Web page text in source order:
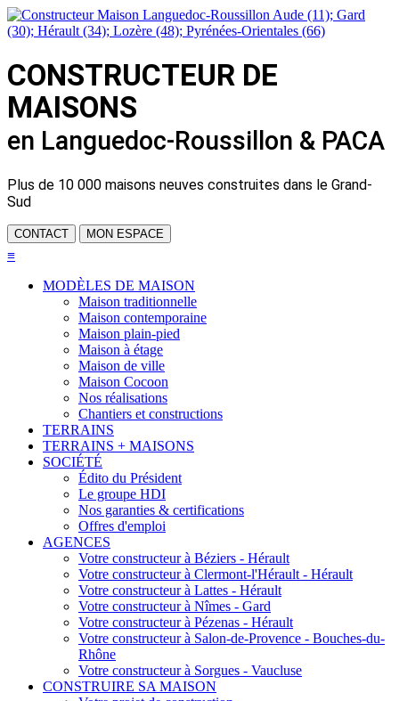
CONSTRUCTEUR DE
MAISONS
en Languedoc-Roussillon & PACA
Plus de 10 000 maisons neuves construites dans le Grand-
Sud
CONTACT MON ESPACE
≡
MODÈLES DE MAISON
Maison traditionnelle
Maison contemporaine
Maison plain-pied
Maison à étage
Maison de ville
Maison Cocoon
Nos réalisations
Chantiers et constructions
TERRAINS
TERRAINS + MAISONS
SOCIÉTÉ
Édito du Président
Le groupe HDI
Nos garanties & certifications
Offres d'emploi
AGENCES
Votre constructeur à Béziers - Hérault
Votre constructeur à Clermont-l'Hérault - Hérault
Votre constructeur à Lattes - Hérault
Votre constructeur à Nîmes - Gard
Votre constructeur à Pézenas - Hérault
Votre constructeur à Salon-de-Provence - Bouches-du-
Rhône
Votre constructeur à Sorgues - Vaucluse
CONSTRUIRE SA MAISON